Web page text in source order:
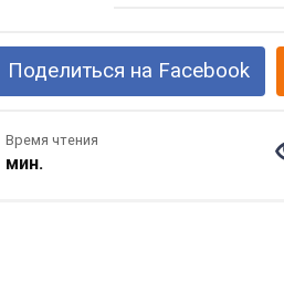
Поделиться на Facebook
Время чтения
мин.